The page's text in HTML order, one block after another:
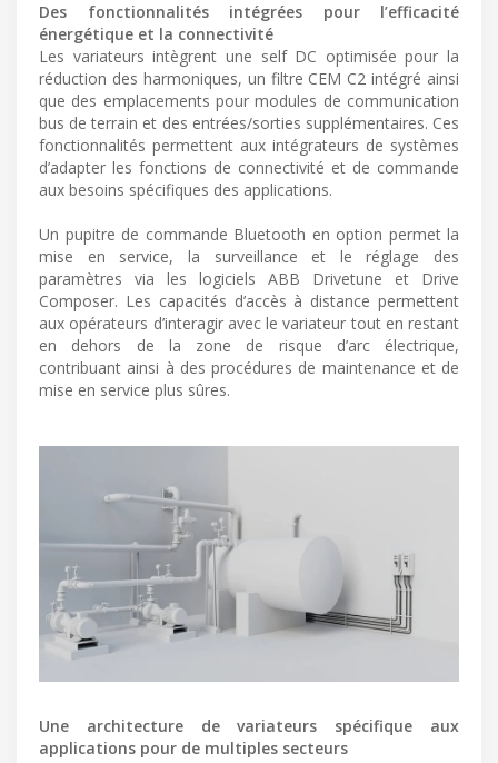
Des fonctionnalités intégrées pour l’efficacité
énergétique et la connectivité
Les variateurs intègrent une self DC optimisée pour la
réduction des harmoniques, un filtre CEM C2 intégré ainsi
que des emplacements pour modules de communication
bus de terrain et des entrées/sorties supplémentaires. Ces
fonctionnalités permettent aux intégrateurs de systèmes
d’adapter les fonctions de connectivité et de commande
aux besoins spécifiques des applications.
Un pupitre de commande Bluetooth en option permet la
mise en service, la surveillance et le réglage des
paramètres via les logiciels ABB Drivetune et Drive
Composer. Les capacités d’accès à distance permettent
aux opérateurs d’interagir avec le variateur tout en restant
en dehors de la zone de risque d’arc électrique,
contribuant ainsi à des procédures de maintenance et de
mise en service plus sûres.
Une architecture de variateurs spécifique aux
applications pour de multiples secteurs